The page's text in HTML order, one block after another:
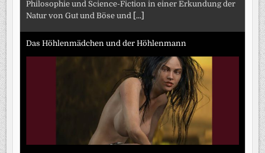
Philosophie und Science-Fiction in einer Erkundung der
Natur von Gut und Böse und [...]
Das Höhlenmädchen und der Höhlenmann